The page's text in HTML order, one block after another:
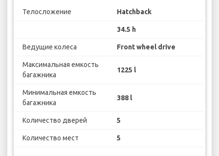
Телосложение Hatchback
34.5 h
Ведущие колеса Front wheel drive
Максимальная емкость
багажника
1225 l
Минимальная емкость
багажника
388 l
Количество дверей 5
Количество мест 5